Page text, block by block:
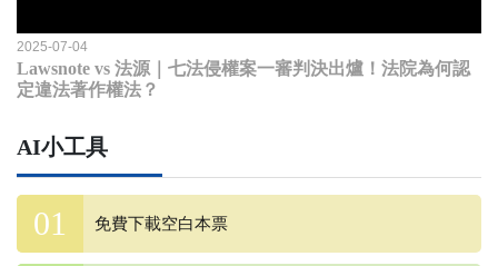
2025-07-04
Lawsnote vs 法源｜七法侵權案一審判決出爐！法院為何認
定違法著作權法？
AI小工具
免費下載空白本票